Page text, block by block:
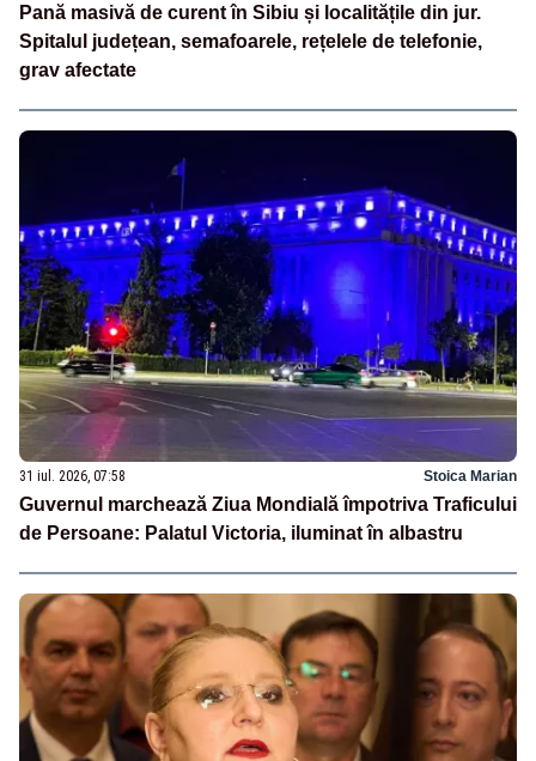
Pană masivă de curent în Sibiu și localitățile din jur.
Spitalul județean, semafoarele, rețelele de telefonie,
grav afectate
31 iul. 2026, 07:58 Stoica Marian
Guvernul marchează Ziua Mondială împotriva Traficului
de Persoane: Palatul Victoria, iluminat în albastru